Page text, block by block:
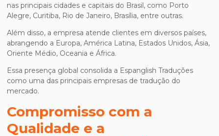
nas principais cidades e capitais do Brasil, como Porto
Alegre, Curitiba, Rio de Janeiro, Brasília, entre outras.
Além disso, a empresa atende clientes em diversos países,
abrangendo a Europa, América Latina, Estados Unidos, Ásia,
Oriente Médio, Oceania e África.
Essa presença global consolida a Espanglish Traduções
como uma das principais empresas de tradução do
mercado.
Compromisso com a
Qualidade e a